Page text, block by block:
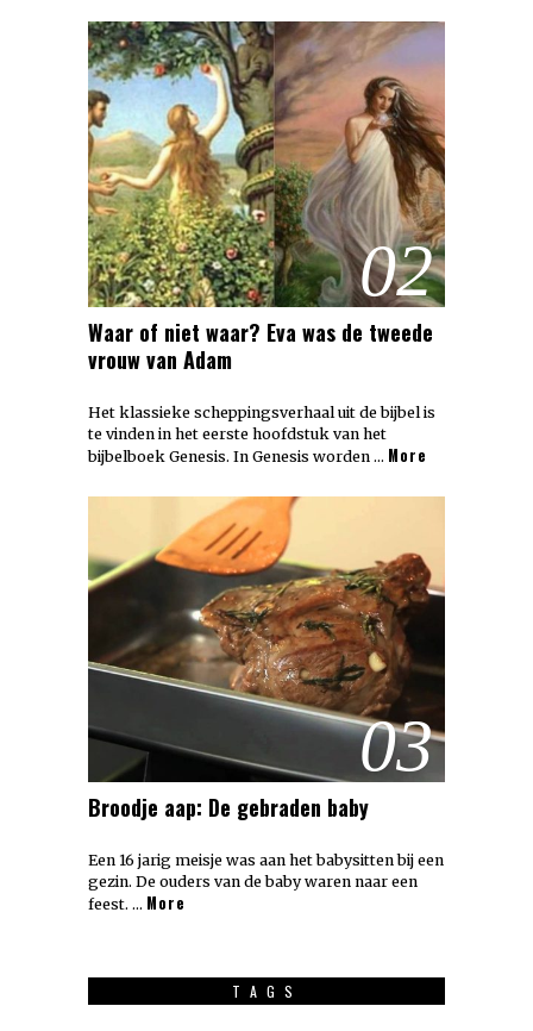
02
Waar of niet waar? Eva was de tweede
vrouw van Adam
Het klassieke scheppingsverhaal uit de bijbel is
te vinden in het eerste hoofdstuk van het
bijbelboek Genesis. In Genesis worden … More
03
Broodje aap: De gebraden baby
Een 16 jarig meisje was aan het babysitten bij een
gezin. De ouders van de baby waren naar een
feest. … More
TAGS